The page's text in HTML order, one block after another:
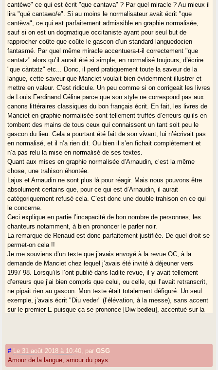
cantèwe" ce qui est écrit "que cantava" ? Par quel miracle ? Au mieux il
lira "qué cantawo/e". Si au moins le normalisateur avait écrit "que
cantèva", ce qui est parfaitement admissible en graphie normalisée,
sauf si on est un dogmatique occitaniste ayant pour seul but de
rapprocher coûte que coûte le gascon d’un standard languedocien
fantasmé. Par quel même miracle accentuera-t-il correctement "que
cantatz" alors qu’il aurait été si simple, en normalisé toujours, d’écrire
"que càntatz" etc... Donc, il perd pratiquement toute la saveur de la
langue, cette saveur que Manciet voulait bien évidemment illustrer et
mettre en valeur. C’est ridicule. Un peu comme si on corrigeait les livres
de Louis Ferdinand Céline parce que son style ne correspond pas aux
canons littéraires classiques du bon français écrit. En fait, les livres de
Manciet en graphie normalisée sont tellement truffés d’erreurs qu’ils en
tombent des mains de tous ceux qui connaissent un tant soit peu le
gascon du lieu. Cela a pourtant été fait de son vivant, lui n’écrivait pas
en normalisé, et il n’a rien dit. Ou bien il s’en fichait complètement et
n’a pas relu la mise en normalisé de ses textes.
Quant aux mises en graphie normalisée d’Arnaudin, c’est la même
chose, une trahison éhontée.
Lajus et Arnaudin ne sont plus là pour réagir. Mais nous pouvons être
absolument certains que, pour ce qui est d’Arnaudin, il aurait
catégoriquement refusé cela. C’est donc une double trahison en ce qui
le concerne.
Ceci explique en partie l’incapacité de bon nombre de personnes, les
chanteurs notamment, à bien prononcer le parler noir.
La remarque de Renaud est donc parfaitement justifiée. De quel droit se
permet-on cela !!
Je me souviens d’un texte que j’avais envoyé à la revue OC, à la
demande de Manciet chez lequel j’avais été invité à déjeuner vers
1997-98. Lorsqu’ils l’ont publié dans ladite revue, il y avait tellement
d’erreurs que j’ai bien compris que celui, ou celle, qui l’avait retranscrit,
ne pipait rien au gascon. Mon texte était totalement défiguré. Un seul
exemple, j’avais écrit "Diu veder" (l’élévation, à la messe), sans accent
sur le premier E puisque ça se prononce [Diw bedeu], accentué sur la
# Le 31 août 2018 à 10:40 parGSG
Amour de la langue, amour du pays